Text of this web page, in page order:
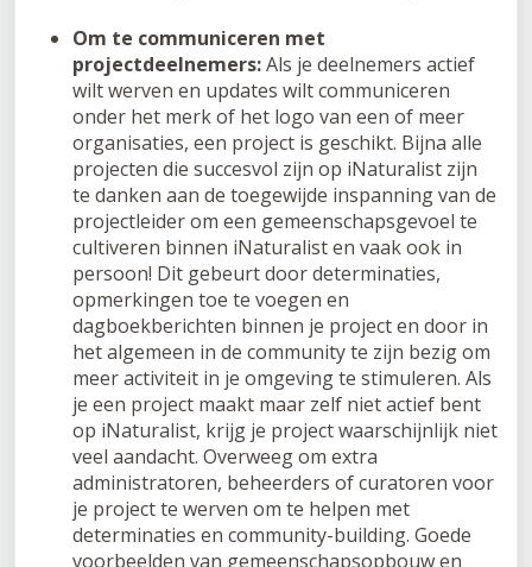
Om te communiceren met
projectdeelnemers:Als je deelnemers actief
wilt werven en updates wilt communiceren
onder het merk of het logo van een of meer
organisaties, een project is geschikt. Bijna alle
projecten die succesvol zijn op iNaturalist zijn
te danken aan de toegewijde inspanning van de
projectleider om een gemeenschapsgevoel te
cultiveren binnen iNaturalist en vaak ook in
persoon! Dit gebeurt door determinaties,
opmerkingen toe te voegen en
dagboekberichten binnen je project en door in
het algemeen in de community te zijn bezig om
meer activiteit in je omgeving te stimuleren. Als
je een project maakt maar zelf niet actief bent
op iNaturalist, krijg je project waarschijnlijk niet
veel aandacht. Overweeg om extra
administratoren, beheerders of curatoren voor
je project te werven om te helpen met
determinaties en community-building. Goede
voorbeelden van gemeenschapsopbouw en